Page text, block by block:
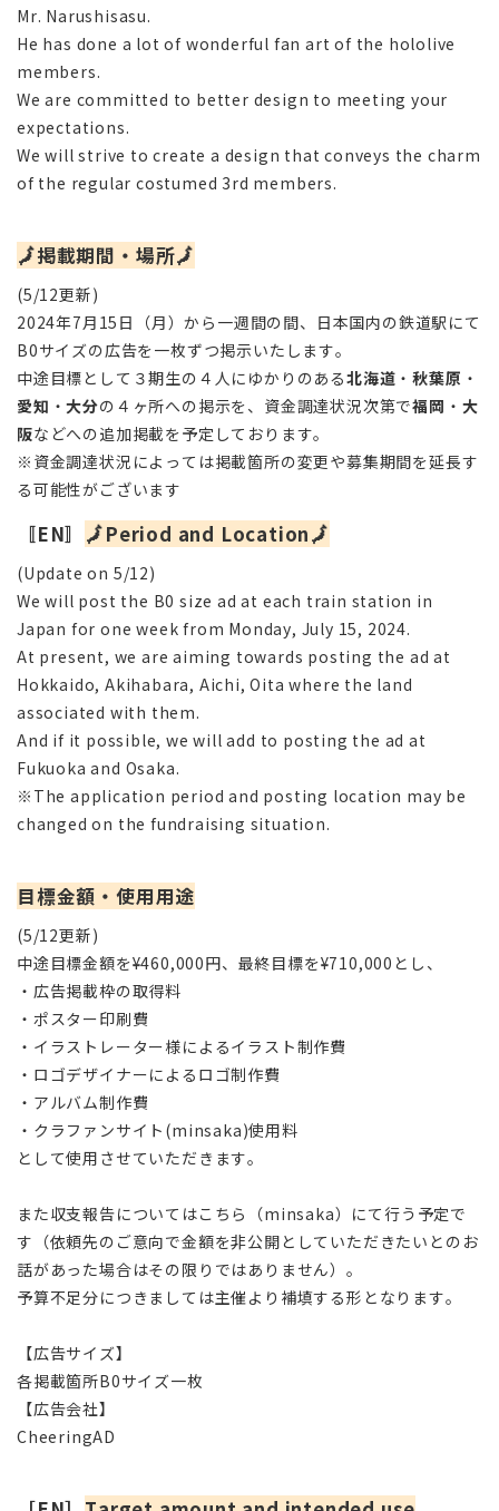
Mr. Narushisasu.
He has done a lot of wonderful fan art of the hololive
members.
We are committed to better design to meeting your
expectations.
We will strive to create a design that conveys the charm
of the regular costumed 3rd members.
🗾掲載期間・場所🗾
(5/12更新)
2024年7月15日（月）から一週間の間、日本国内の鉄道駅にて
B0サイズの広告を一枚ずつ掲示いたします。
中途目標として３期生の４人にゆかりのある北海道 ・秋葉原 ・
愛知 ・大分の４ヶ所への掲示を、資金調達状況次第で福岡 ・ 大
阪などへの追加掲載を予定しております。
※資金調達状況によっては掲載箇所の変更や募集期間を延長す
る可能性がございます
〚EN〛 🗾Period and Location🗾
(Update on 5/12)
We will post the B0 size ad at each train station in
Japan for one week from Monday, July 15, 2024.
At present, we are aiming towards posting the ad at
Hokkaido, Akihabara, Aichi, Oita where the land
associated with them.
And if it possible, we will add to posting the ad at
Fukuoka and Osaka.
※The application period and posting location may be
changed on the fundraising situation.
目標金額・使用用途
(5/12更新)
中途目標金額を¥460,000円、最終目標を¥710,000とし、
・ 広告掲載枠の取得料
・ ポスター印刷費
・ イラストレーター様によるイラスト制作費
・ ロゴデザイナーによるロゴ制作費
・ アルバム制作費
・ クラファンサイト(minsaka)使用料
として使用させていただきます。
また収支報告についてはこちら（minsaka）にて行う予定で
す（依頼先のご意向で金額を非公開としていただきたいとのお
話があった場合はその限りではありません）。
予算不足分につきましては主催より補填する形となります。
【広告サイズ】
各掲載箇所B0サイズ一枚
【広告会社】
CheeringAD